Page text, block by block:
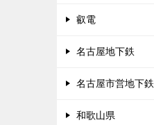
叡電
名古屋地下鉄
名古屋市営地下鉄
和歌山県